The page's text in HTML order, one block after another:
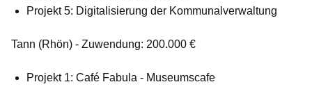
Projekt 5: Digitalisierung der Kommunalverwaltung
Tann (Rhön) - Zuwendung: 200.000 €
Projekt 1: Café Fabula - Museumscafe